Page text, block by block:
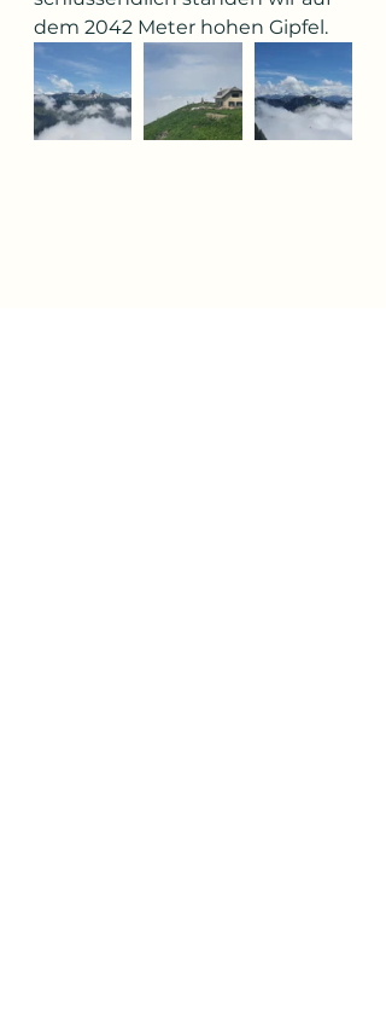
dem 2042 Meter hohen Gipfel.